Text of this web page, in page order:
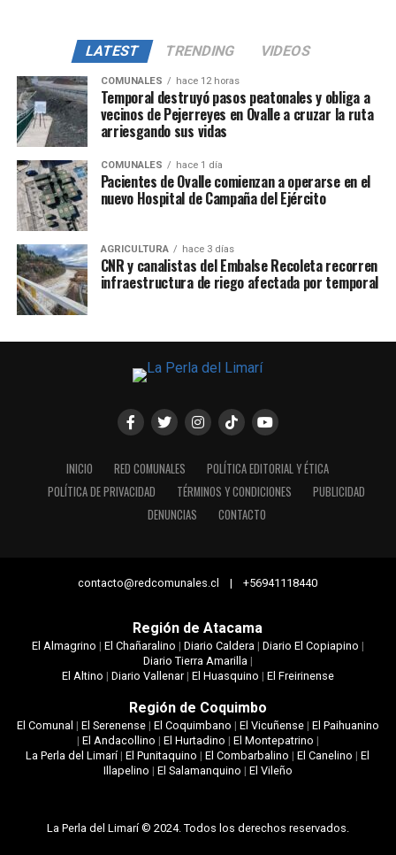
LATEST TRENDING VIDEOS
COMUNALES hace 12 horas
Temporal destruyó pasos peatonales y obliga a
vecinos de Pejerreyes en Ovalle a cruzar la ruta
arriesgando sus vidas
COMUNALES hace 1 día
Pacientes de Ovalle comienzan a operarse en el
nuevo Hospital de Campaña del Ejército
AGRICULTURA hace 3 días
CNR y canalistas del Embalse Recoleta recorren
infraestructura de riego afectada por temporal
INICIO RED COMUNALES
POLÍTICA EDITORIAL Y ÉTICA
POLÍTICA DE PRIVACIDAD
TÉRMINOS Y CONDICIONES
PUBLICIDAD
DENUNCIAS
CONTACTO
contacto@redcomunales.cl | +56941118440
Región de Atacama
El Almagrino | El Chañaralino | Diario Caldera| Diario El Copiapino |
Diario Tierra Amarilla|
El Altino | Diario Vallenar| El Huasquino | El Freirinense
Región de Coquimbo
El Comunal | El Serenense| El Coquimbano | El Vicuñense| El Paihuanino
| El Andacollino | El Hurtadino | El Montepatrino |
La Perla del Limarí|El Punitaquino |El Combarbalino |El Canelino |El
Illapelino | El Salamanquino | El Vileño
La Perla del Limarí © 2024. Todos los derechos reservados.